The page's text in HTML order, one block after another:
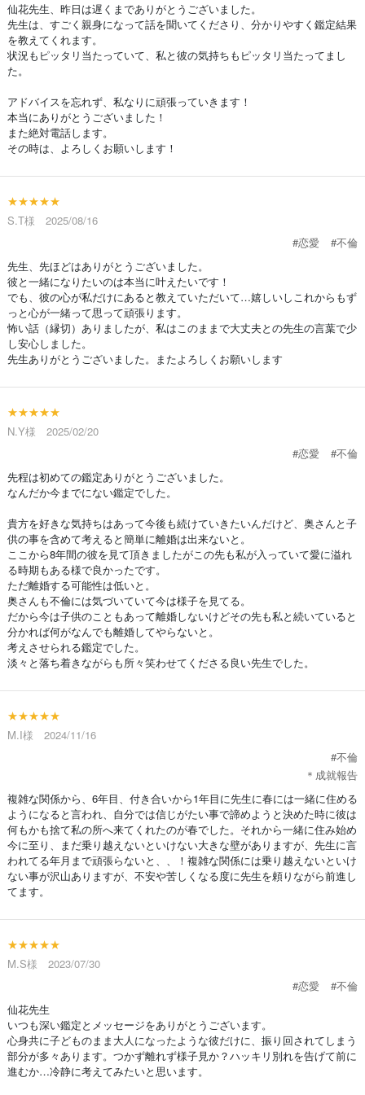
仙花先生、昨日は遅くまでありがとうございました。
先生は、すごく親身になって話を聞いてくださり、分かりやすく鑑定結果
を教えてくれます。
状況もピッタリ当たっていて、私と彼の気持ちもピッタリ当たってまし
た。
アドバイスを忘れず、私なりに頑張っていきます！
本当にありがとうございました！
また絶対電話します。
その時は、よろしくお願いします！
★★★★★
S.T様 2025/08/16
#恋愛
#不倫
先生、先ほどはありがとうございました。
彼と一緒になりたいのは本当に叶えたいです！
でも、彼の心が私だけにあると教えていただいて…嬉しいしこれからもず
っと心が一緒って思って頑張ります。
怖い話（縁切）ありましたが、私はこのままで大丈夫との先生の言葉で少
し安心しました。
先生ありがとうございました。またよろしくお願いします
★★★★★
N.Y様 2025/02/20
#恋愛
#不倫
先程は初めての鑑定ありがとうございました。
なんだか今までにない鑑定でした。
貴方を好きな気持ちはあって今後も続けていきたいんだけど、奥さんと子
供の事を含めて考えると簡単に離婚は出来ないと。
ここから8年間の彼を見て頂きましたがこの先も私が入っていて愛に溢れ
る時期もある様で良かったです。
ただ離婚する可能性は低いと。
奥さんも不倫には気づいていて今は様子を見てる。
だから今は子供のこともあって離婚しないけどその先も私と続いていると
分かれば何がなんでも離婚してやらないと。
考えさせられる鑑定でした。
淡々と落ち着きながらも所々笑わせてくださる良い先生でした。
★★★★★
M.I様 2024/11/16
#不倫
＊成就報告
複雑な関係から、6年目、付き合いから1年目に先生に春には一緒に住める
ようになると言われ、自分では信じがたい事で諦めようと決めた時に彼は
何もかも捨て私の所へ来てくれたのが春でした。それから一緒に住み始め
今に至り、まだ乗り越えないといけない大きな壁がありますが、先生に言
われてる年月まで頑張らないと、、！複雑な関係には乗り越えないといけ
ない事が沢山ありますが、不安や苦しくなる度に先生を頼りながら前進し
てます。
★★★★★
M.S様 2023/07/30
#恋愛
#不倫
仙花先生
いつも深い鑑定とメッセージをありがとうございます。
心身共に子どものまま大人になったような彼だけに、振り回されてしまう
部分が多々あります。つかず離れず様子見か？ハッキリ別れを告げて前に
進むか…冷静に考えてみたいと思います。